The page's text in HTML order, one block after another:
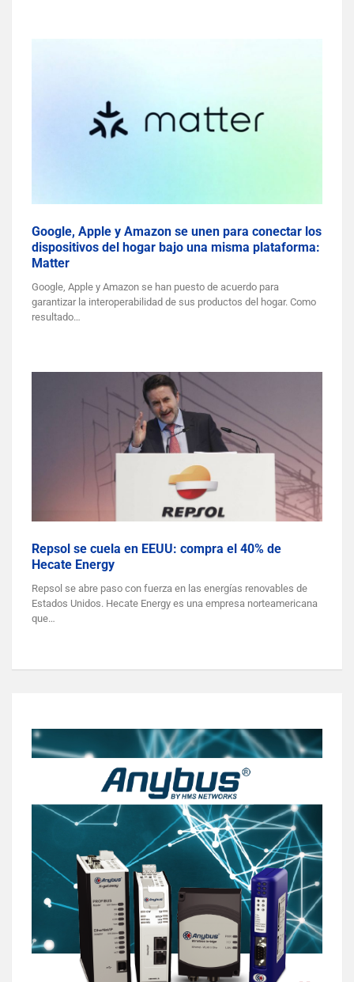
Google, Apple y Amazon se unen para conectar los
dispositivos del hogar bajo una misma plataforma:
Matter
Google, Apple y Amazon se han puesto de acuerdo para
garantizar la interoperabilidad de sus productos del hogar. Como
resultado…
Repsol se cuela en EEUU: compra el 40% de
Hecate Energy
Repsol se abre paso con fuerza en las energías renovables de
Estados Unidos. Hecate Energy es una empresa norteamericana
que…